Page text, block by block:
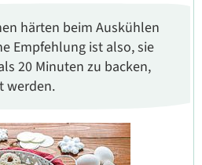
härten beim Auskühlen
Empfehlung ist also, sie
20 Minuten zu backen,
werden.